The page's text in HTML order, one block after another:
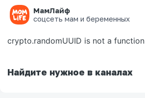
МамЛайф
соцсеть мам и беременных
Ошибка на странице
crypto.randomUUID is not a function
Найдите нужное в каналах